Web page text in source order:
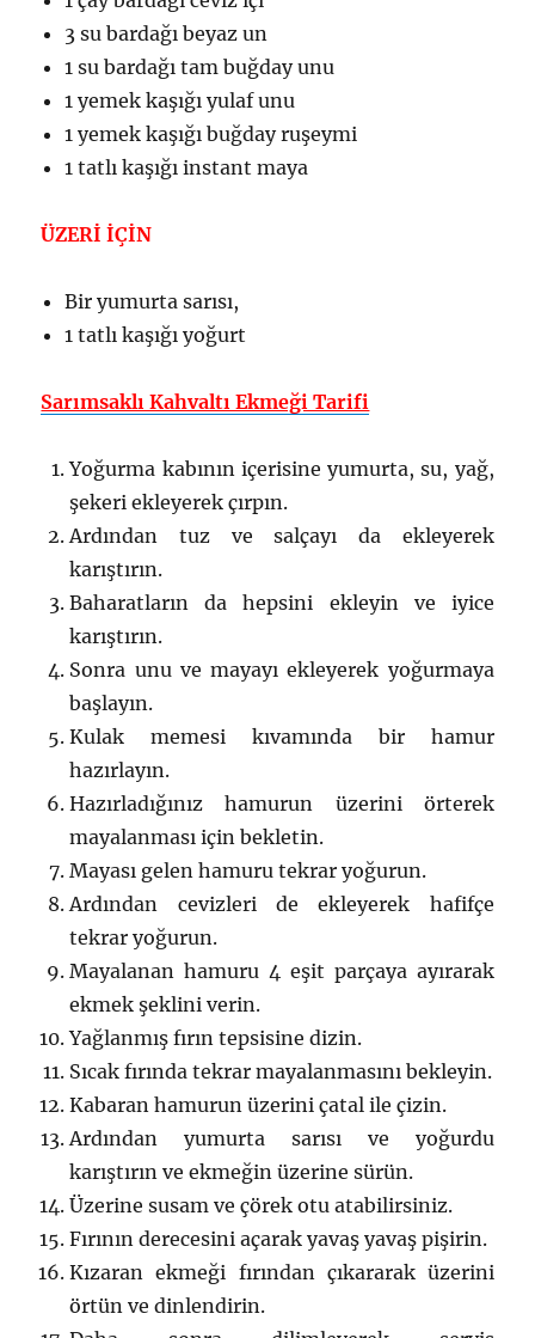
3 su bardağı beyaz un
1 su bardağı tam buğday unu
1 yemek kaşığı yulaf unu
1 yemek kaşığı buğday ruşeymi
1 tatlı kaşığı instant maya
ÜZERİ İÇİN
Bir yumurta sarısı,
1 tatlı kaşığı yoğurt
Sarımsaklı Kahvaltı Ekmeği Tarifi
Yoğurma kabının içerisine yumurta, su, yağ,
şekeri ekleyerek çırpın.
Ardından tuz ve salçayı da ekleyerek
karıştırın.
Baharatların da hepsini ekleyin ve iyice
karıştırın.
Sonra unu ve mayayı ekleyerek yoğurmaya
başlayın.
Kulak memesi kıvamında bir hamur
hazırlayın.
Hazırladığınız hamurun üzerini örterek
mayalanması için bekletin.
Mayası gelen hamuru tekrar yoğurun.
Ardından cevizleri de ekleyerek hafifçe
tekrar yoğurun.
Mayalanan hamuru 4 eşit parçaya ayırarak
ekmek şeklini verin.
Yağlanmış fırın tepsisine dizin.
Sıcak fırında tekrar mayalanmasını bekleyin.
Kabaran hamurun üzerini çatal ile çizin.
Ardından yumurta sarısı ve yoğurdu
karıştırın ve ekmeğin üzerine sürün.
Üzerine susam ve çörek otu atabilirsiniz.
Fırının derecesini açarak yavaş yavaş pişirin.
Kızaran ekmeği fırından çıkararak üzerini
örtün ve dinlendirin.